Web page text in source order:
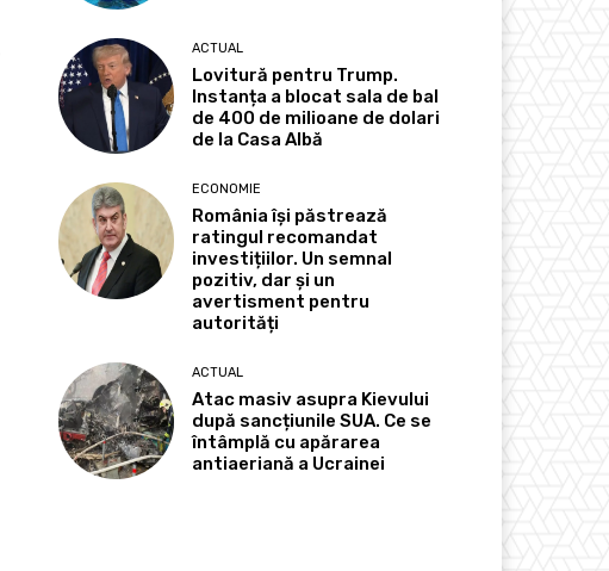
ACTUAL
Lovitură pentru Trump.
Instanța a blocat sala de bal
de 400 de milioane de dolari
de la Casa Albă
ECONOMIE
România își păstrează
ratingul recomandat
investițiilor. Un semnal
pozitiv, dar și un
avertisment pentru
autorități
ACTUAL
Atac masiv asupra Kievului
după sancțiunile SUA. Ce se
întâmplă cu apărarea
antiaeriană a Ucrainei